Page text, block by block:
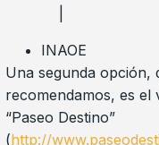
INAOE
Una segunda opción,
recomendamos, es el
“Paseo Destino”
(http://